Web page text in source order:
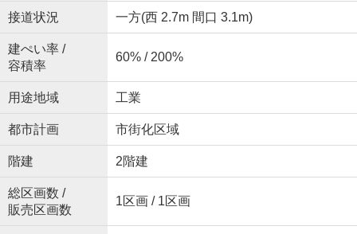
接道状況 一方(西 2.7m 間口 3.1m)
建ぺい率 /
容積率
60% / 200%
用途地域 工業
都市計画 市街化区域
階建 2階建
総区画数 /
販売区画数
1区画 / 1区画